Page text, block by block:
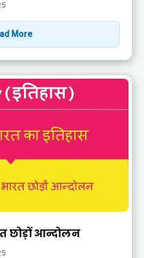
More
छोड़ों आन्दोलन